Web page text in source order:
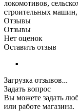
локомотивов,
строительных машин,
Отзывы
Отзывы
Нет оценок
Оставить отзыв
Загрузка отзывов...
Задать вопрос
Вы можете задать
или работе магазина.